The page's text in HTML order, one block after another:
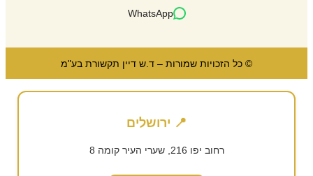
WhatsApp
© כל הזכויות שמורות – ד.ש דיין תקשורת בע"מ
📍 ירושלים
רחוב יפו 216, שערי העיר קומה 8